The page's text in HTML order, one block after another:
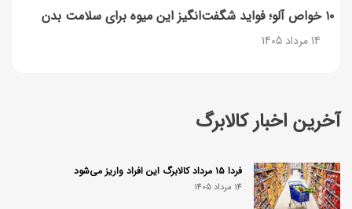
آخرین اخبار کالابرگ
فردا ۱۵ مرداد کالابرگ این افراد واریز می‌شود
14 مرداد 1405
۱۰ خواص آلو؛ فواید شگفت‌انگیز این میوه برای سلامت بدن
14 مرداد 1405